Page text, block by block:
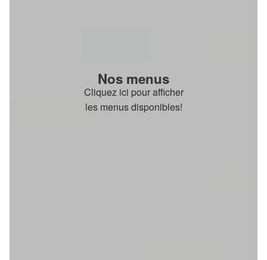
Nos menus
Cliquez ici pour afficher
les menus disponibles!